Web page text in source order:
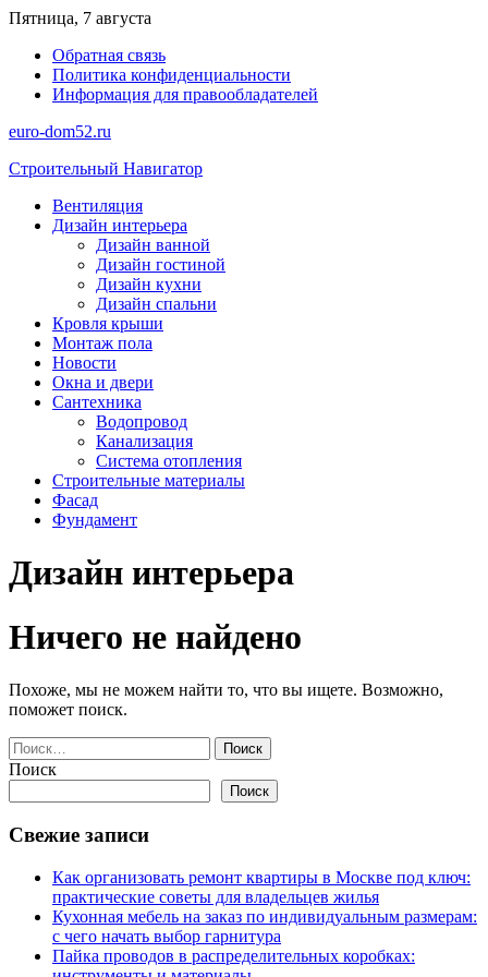
Перейти
содержимому
Пятница, 7 августа
Обратная связь
Политика конфиденциальности
Информация для правообладателей
euro-dom52.ru
Строительный Навигатор
Вентиляция
Дизайн интерьера
Дизайн ванной
Дизайн гостиной
Дизайн кухни
Дизайн спальни
Кровля крыши
Монтаж пола
Новости
Окна и двери
Сантехника
Водопровод
Канализация
Система отопления
Строительные материалы
Фасад
Фундамент
Дизайн интерьера
Ничего не найдено
Похоже, мы не можем найти то, что вы ищете. Возможно,
поможет поиск.
Найти:
Поиск
Поиск
Свежие записи
Как организовать ремонт квартиры в Москве под ключ:
практические советы для владельцев жилья
Кухонная мебель на заказ по индивидуальным размерам:
с чего начать выбор гарнитура
Пайка проводов в распределительных коробках: